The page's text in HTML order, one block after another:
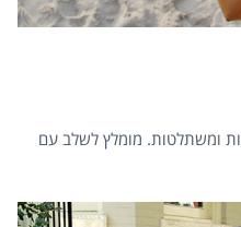
ומשתלטות. מומלץ לשלב עם